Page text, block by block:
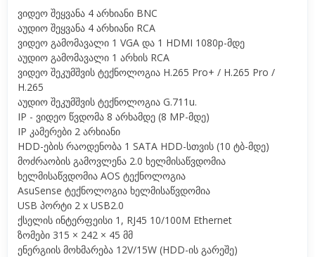
ვიდეო შეყვანა 4 არხიანი BNC
აუდიო შეყვანა 4 არხიანი RCA
ვიდეო გამომავალი 1 VGA და 1 HDMI 1080p-მდე
აუდიო გამომავალი 1 არხის RCA
ვიდეო შეკუმშვის ტექნოლოგია H.265 Pro+ / H.265 Pro /
H.265
აუდიო შეკუმშვის ტექნოლოგია G.711u.
IP - ვიდეო წვდომა 8 არხამდე (8 MP-მდე)
IP კამერები 2 არხიანი
HDD-ების რაოდენობა 1 SATA HDD-სთვის (10 ტბ-მდე)
მოძრაობის გამოვლენა 2.0 ხელმისაწვდომია
ხელმისაწვდომია AOS ტექნოლოგია
AsuSense ტექნოლოგია ხელმისაწვდომია
USB პორტი 2 x USB2.0
ქსელის ინტერფეისი 1, RJ45 10/100M Ethernet
ზომები 315 × 242 × 45 მმ
ენერგიის მოხმარება 12V/15W (HDD-ის გარეშე)